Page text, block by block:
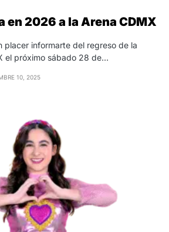
en 2026 a la Arena CDMX
placer informarte del regreso de la
el próximo sábado 28 de…
10, 2025